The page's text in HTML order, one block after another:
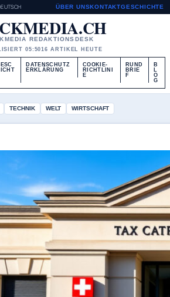
ÜBER UNSKONTAKTGESCHICHTE
REDAKTIONSDESK
05:5016 ARTIKEL HEUTE
DATENSCHUTZ
ERKLÄRUNG
COOKIE-
RICHTLINI
E
RUND
BRIE
F
B
L
O
G
TECHNIK WELT WIRTSCHAFT